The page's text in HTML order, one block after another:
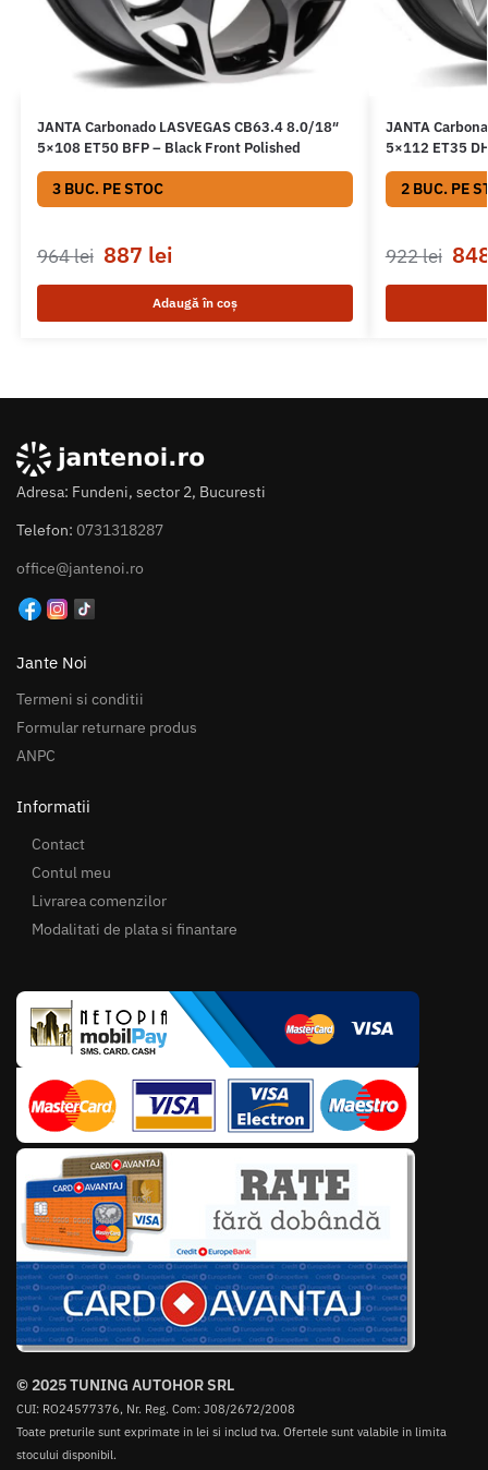
JANTA Carbonado LASVEGAS CB63.4 8.0/18″
5×108 ET50 BFP – Black Front Polished
3 BUC. PE STOC
964lei 887 lei
Adaugă în coș
JANTA
5×112 ET35
2 BUC. PE
922lei
Adresa: Fundeni, sector 2, Bucuresti
Telefon: 0731318287
office@jantenoi.ro
Jante Noi
Termeni si conditii
Formular returnare produs
ANPC
Informatii
Contact
Contul meu
Livrarea comenzilor
Modalitati de plata si finantare
© 2025 TUNING AUTOHOR SRL
CUI: RO24577376, Nr. Reg. Com: J08/2672/2008
Toate preturile sunt exprimate in lei si includ tva. Ofertele sunt valabile in limita
stocului disponibil.